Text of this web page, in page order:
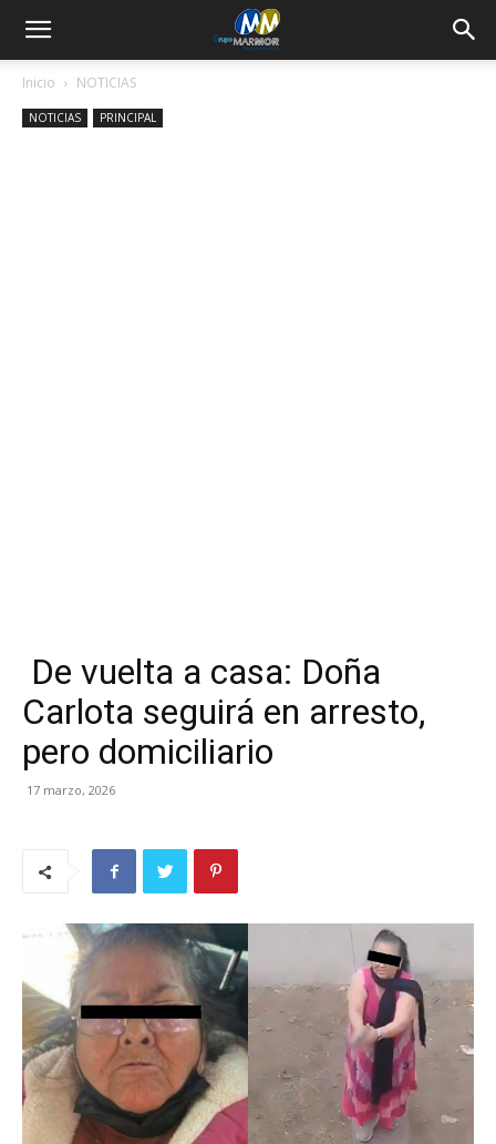
Inicio NOTICIAS
NOTICIAS PRINCIPAL
De vuelta a casa: Doña
Carlota seguirá en arresto,
pero domiciliario
17 marzo, 2026